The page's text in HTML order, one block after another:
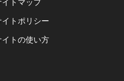
イトマップ
イトポリシー
イトの使い方